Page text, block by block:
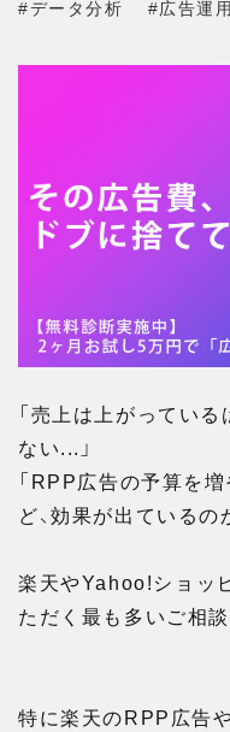
#データ分析 #広告運用
「売上は上がってい
ない...」
「RPP広告の予算を
ど、効果が出ている
楽天やYahoo!ショッ
ただく最も多いご相談
特に楽天のRPP広告